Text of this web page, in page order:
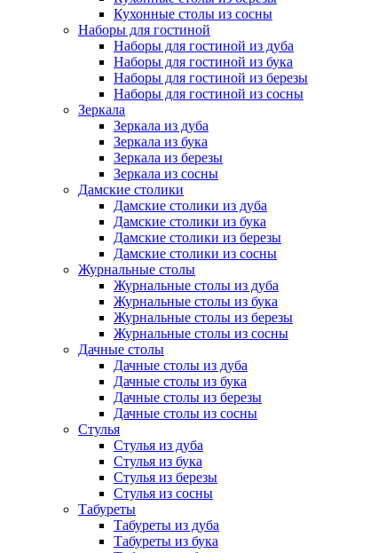
Кухонные столы из сосны
Наборы для гостиной
Наборы для гостиной из дуба
Наборы для гостиной из бука
Наборы для гостиной из березы
Наборы для гостиной из сосны
Зеркала
Зеркала из дуба
Зеркала из бука
Зеркала из березы
Зеркала из сосны
Дамские столики
Дамские столики из дуба
Дамские столики из бука
Дамские столики из березы
Дамские столики из сосны
Журнальные столы
Журнальные столы из дуба
Журнальные столы из бука
Журнальные столы из березы
Журнальные столы из сосны
Дачные столы
Дачные столы из дуба
Дачные столы из бука
Дачные столы из березы
Дачные столы из сосны
Стулья
Стулья из дуба
Стулья из бука
Стулья из березы
Стулья из сосны
Табуреты
Табуреты из дуба
Табуреты из бука